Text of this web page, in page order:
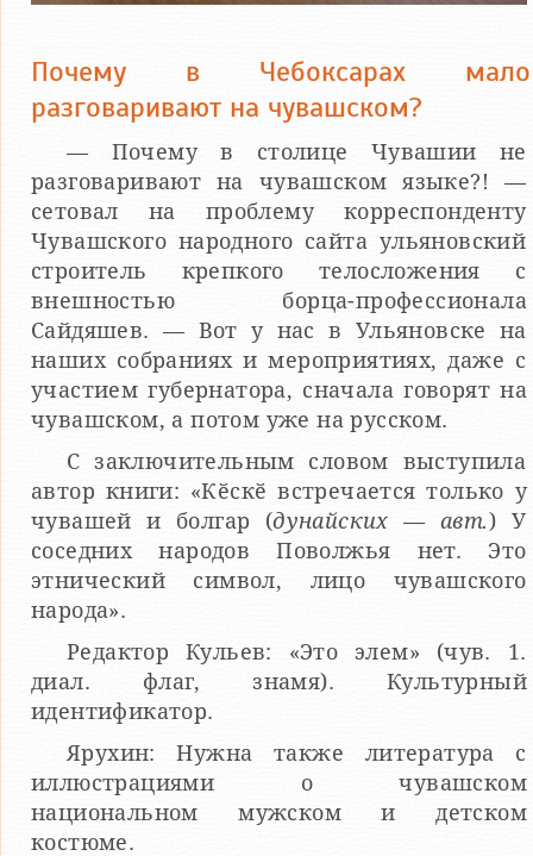
Почему в Чебоксарах мало
разговаривают на чувашском?
— Почему в столице Чувашии не
разговаривают на чувашском языке?! —
сетовал на проблему корреспонденту
Чувашского народного сайта ульяновский
строитель крепкого телосложения с
внешностью борца-профессионала
Сайдяшев. — Вот у нас в Ульяновске на
наших собраниях и мероприятиях, даже с
участием губернатора, сначала говорят на
чувашском, а потом уже на русском.
С заключительным словом выступила
автор книги: «Кӗскӗ встречается только у
чувашей и болгар (дунайских — авт.) У
соседних народов Поволжья нет. Это
этнический символ, лицо чувашского
народа».
Редактор Кульев: «Это элем» (чув. 1.
диал. флаг, знамя). Культурный
идентификатор.
Ярухин: Нужна также литература с
иллюстрациями о чувашском
национальном мужском и детском
костюме.